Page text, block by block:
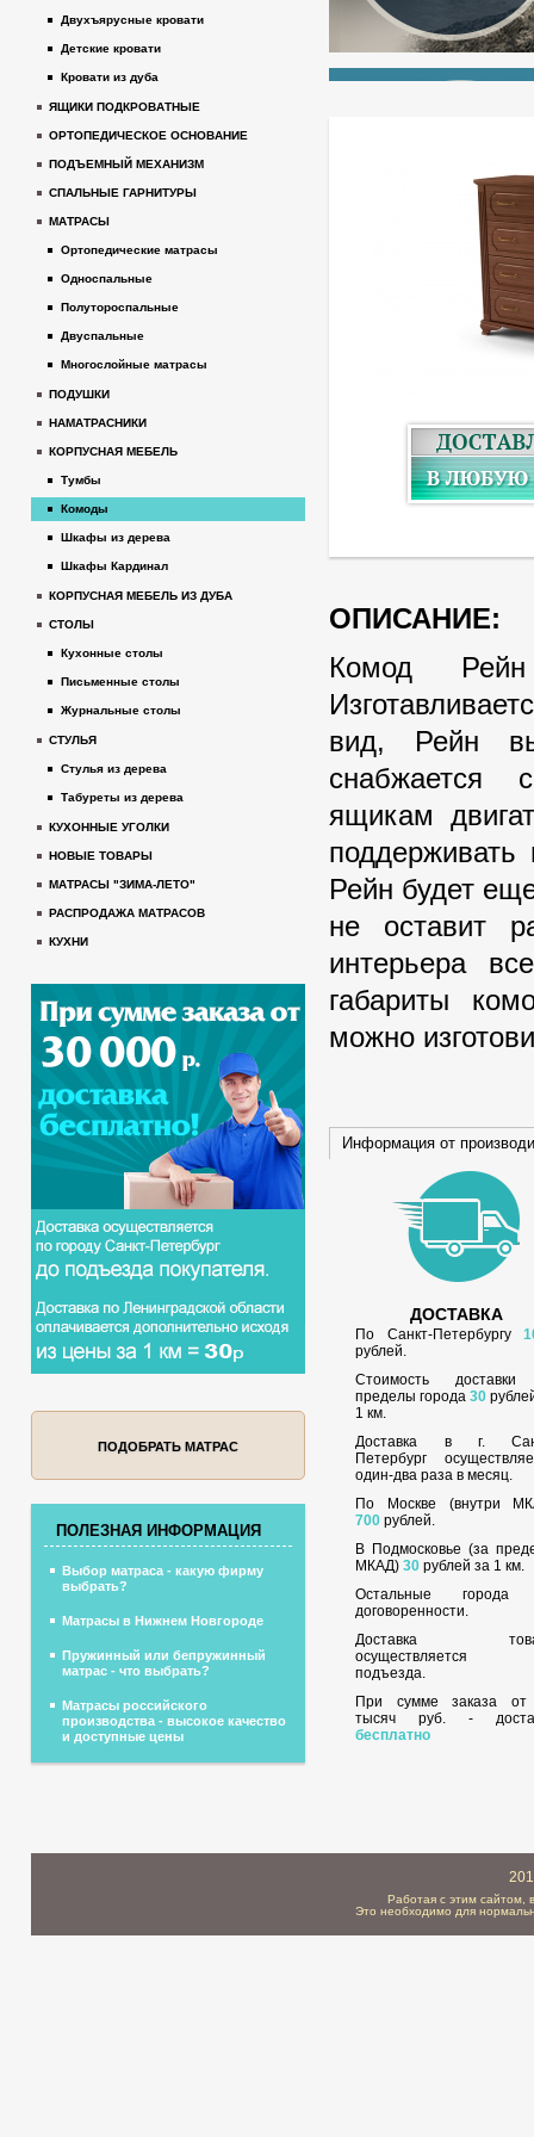
ОПИСАНИЕ:
Комод
вид, Рейн
снабжается
ящикам
Рейн будет
не оставит
интерьера
габариты
можно
Информация от
ДОСТАВКА
По Санкт-Петербургу
рублей.
Стоимость
пределы города30
1 км.
Доставка в г.
Петербург
один-два раза в месяц.
По Москве (внутри
700 рублей.
В Подмосковье (за
МКАД)30 рублей за 1 км.
Остальные города
договоренности.
Доставка
осуществляется
подъезда.
При сумме заказа
тысяч руб. -
бесплатно
Двухъярусные кровати
Детские кровати
Кровати из дуба
ЯЩИКИ ПОДКРОВАТНЫЕ
ОРТОПЕДИЧЕСКОЕ ОСНОВАНИЕ
ПОДЪЕМНЫЙ МЕХАНИЗМ
СПАЛЬНЫЕ ГАРНИТУРЫ
МАТРАСЫ
Ортопедические матрасы
Односпальные
Полутороспальные
Двуспальные
Многослойные матрасы
ПОДУШКИ
НАМАТРАСНИКИ
КОРПУСНАЯ МЕБЕЛЬ
Тумбы
Комоды
Шкафы из дерева
Шкафы Кардинал
КОРПУСНАЯ МЕБЕЛЬ ИЗ ДУБА
СТОЛЫ
Кухонные столы
Письменные столы
Журнальные столы
СТУЛЬЯ
Стулья из дерева
Табуреты из дерева
КУХОННЫЕ УГОЛКИ
НОВЫЕ ТОВАРЫ
МАТРАСЫ "ЗИМА-ЛЕТО"
РАСПРОДАЖА МАТРАСОВ
КУХНИ
ПОДОБРАТЬ МАТРАС
ПОЛЕЗНАЯ ИНФОРМАЦИЯ
Выбор матраса - какую фирму
выбрать?
Матрасы в Нижнем Новгороде
Пружинный или бепружинный
матрас - что выбрать?
Матрасы российского
производства - высокое качество
и доступные цены
Работая с этим сайтом,
Это необходимо для